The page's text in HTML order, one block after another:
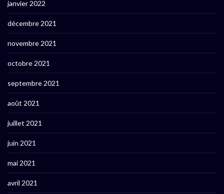
janvier 2022
décembre 2021
novembre 2021
octobre 2021
septembre 2021
août 2021
juillet 2021
juin 2021
mai 2021
avril 2021